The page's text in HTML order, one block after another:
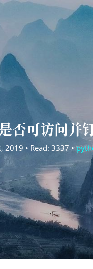
否可访问并
2019 • Read: 3337 •